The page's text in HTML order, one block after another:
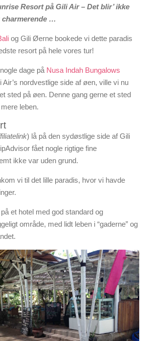
Resort på Gili Air – Det blir’ ikke
charmerende …
og Gili Øerne bookede vi dette paradis
resort på hele vores tur!
dage på Nusa Indah Bungalows
Air’s nordvestlige side af øen, ville vi nu
sted på øen. Denne gang gerne et sted
leben.
) lå på den sydøstlige side af Gili
fået nogle rigtige fine
ikke var uden grund.
vi til det lille paradis, hvor vi havde
et hotel med god standard og
område, med lidt leben i “gaderne” og